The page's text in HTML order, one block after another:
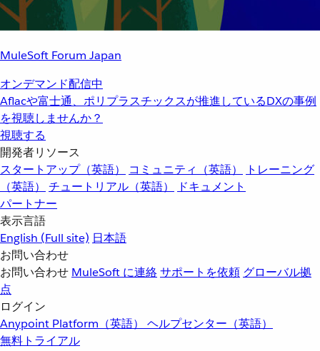
MuleSoft Forum Japan
オンデマンド配信中
Aflacや富士通、ポリプラスチックスが推進しているDXの事例
を視聴しませんか？
視聴する
開発者リソース
スタートアップ（英語）
コミュニティ（英語）
トレーニング
（英語）
チュートリアル（英語）
ドキュメント
パートナー
表示言語
English (Full site) 日本語
お問い合わせ
お問い合わせ MuleSoft に連絡サポートを依頼 グローバル拠
点
ログイン
Anypoint Platform（英語） ヘルプセンター（英語）
無料トライアル